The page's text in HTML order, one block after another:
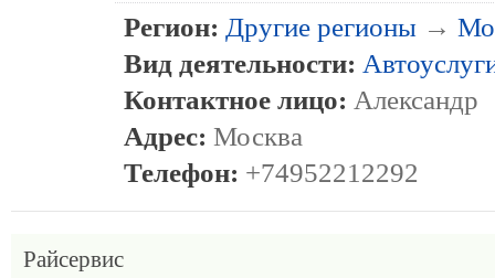
Регион: Другие регионы →
Вид деятельности:
Контактное лицо: Александр
Адрес: Москва
Телефон: +74952212292
Райсервис